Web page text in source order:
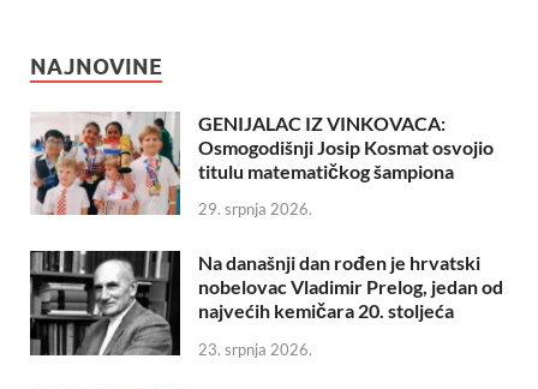
NAJNOVINE
GENIJALAC IZ VINKOVACA:
Osmogodišnji Josip Kosmat osvojio
titulu matematičkog šampiona
29. srpnja 2026.
Na današnji dan rođen je hrvatski
nobelovac Vladimir Prelog, jedan od
najvećih kemičara 20. stoljeća
23. srpnja 2026.